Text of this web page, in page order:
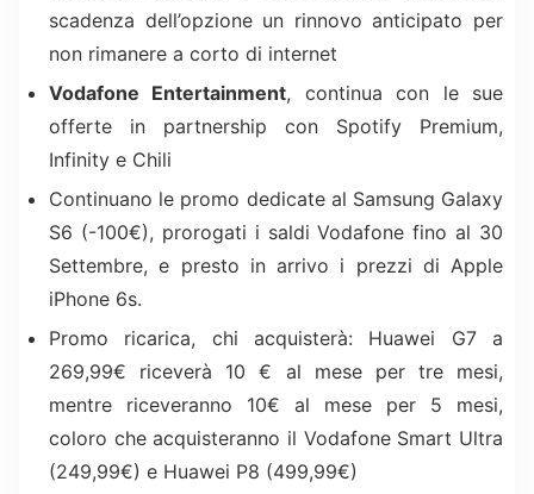
scadenza dell’opzione un rinnovo anticipato per
non rimanere a corto di internet
Vodafone Entertainment, continua con le sue
offerte in partnership con Spotify Premium,
Infinity e Chili
Continuano le promo dedicate al Samsung Galaxy
S6 (-100€), prorogati i saldi Vodafone fino al 30
Settembre, e presto in arrivo i prezzi di Apple
iPhone 6s.
Promo ricarica, chi acquisterà: Huawei G7 a
269,99€ riceverà 10 € al mese per tre mesi,
mentre riceveranno 10€ al mese per 5 mesi,
coloro che acquisteranno il Vodafone Smart Ultra
(249,99€) e Huawei P8 (499,99€)